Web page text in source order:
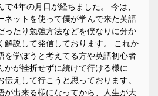
で4年の月日が経ちました。 今は、
ネットを使って僕が学んで来た英語
ったり勉強方法などを僕なりに分か
解説して発信しております。 これか
を学ぼうと考えてる方や英語初心者
かが挫折せずに続けて行ける様に
伝えして行こうと思っております。
が出来る様になってから、人生が大